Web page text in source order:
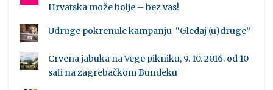
Hrvatska može bolje – bez vas!
Udruge pokrenule kampanju “Gledaj (u)druge”
Crvena jabuka na Vege pikniku, 9. 10. 2016. od 10
sati na zagrebačkom Bundeku